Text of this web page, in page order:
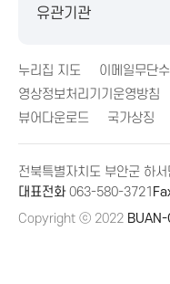
유관기관
누리집 지도 이메일무단
영상정보처리기기운영방침
뷰어다운로드
국가상징
전북특별자치도 부안군 하
대표전화063-580-3721
Copyright ⓒ 2022 BUAN-